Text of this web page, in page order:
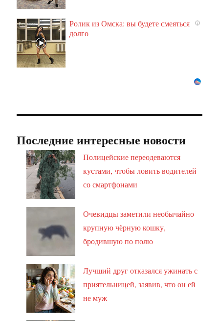
i
Ролик из Омска: вы будете смеяться
долго
Последние интересные новости
Полицейские переодеваются
кустами, чтобы ловить водителей
со смартфонами
Очевидцы заметили необычайно
крупную чёрную кошку,
бродившую по полю
Лучший друг отказался ужинать с
приятельницей, заявив, что он ей
не муж